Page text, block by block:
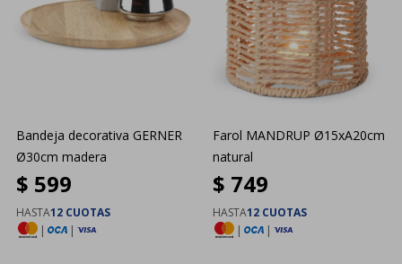
Bandeja decorativa GERNER
Ø30cm madera
$ 599
HASTA12 CUOTAS
|
|
Farol MANDRUP Ø15xA20cm
natural
$ 749
HASTA12 CUOTAS
|
|